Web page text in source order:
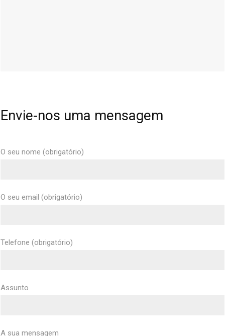
Envie-nos uma mensagem
O seu nome (obrigatório)
O seu email (obrigatório)
Telefone (obrigatório)
Assunto
A sua mensagem